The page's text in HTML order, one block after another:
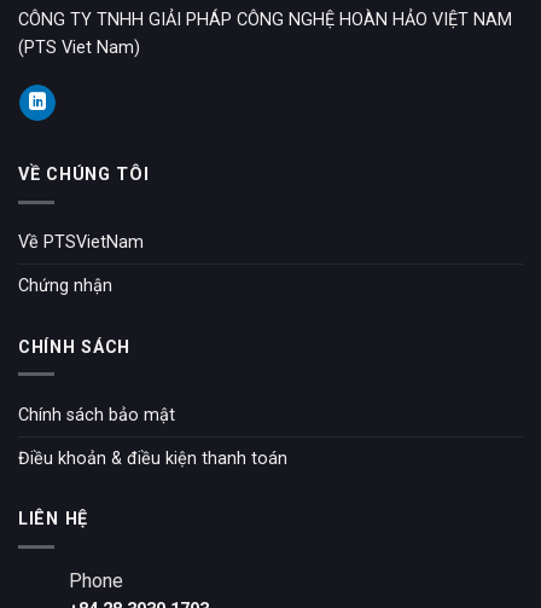
CÔNG TY TNHH GIẢI PHÁP CÔNG NGHỆ HOÀN HẢO VIỆT NAM
(PTS Viet Nam)
VỀ CHÚNG TÔI
Về PTSVietNam
Chứng nhận
CHÍNH SÁCH
Chính sách bảo mật
Điều khoản & điều kiện thanh toán
LIÊN HỆ
Phone